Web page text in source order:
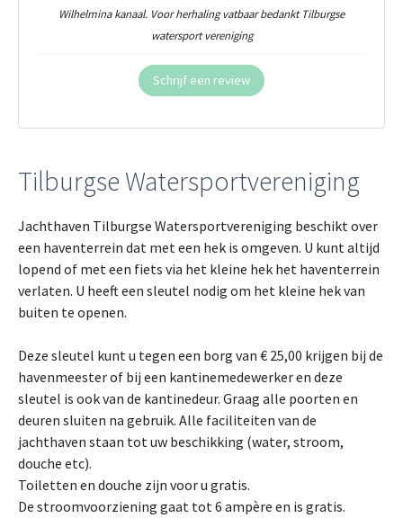
Wilhelmina kanaal. Voor herhaling vatbaar bedankt Tilburgse
watersport vereniging
Schrijf een review
Tilburgse Watersportvereniging
Jachthaven Tilburgse Watersportvereniging beschikt over
een haventerrein dat met een hek is omgeven. U kunt altijd
lopend of met een fiets via het kleine hek het haventerrein
verlaten. U heeft een sleutel nodig om het kleine hek van
buiten te openen.
Deze sleutel kunt u tegen een borg van € 25,00 krijgen bij de
havenmeester of bij een kantinemedewerker en deze
sleutel is ook van de kantinedeur. Graag alle poorten en
deuren sluiten na gebruik. Alle faciliteiten van de
jachthaven staan tot uw beschikking (water, stroom,
douche etc).
Toiletten en douche zijn voor u gratis.
De stroomvoorziening gaat tot 6 ampère en is gratis.